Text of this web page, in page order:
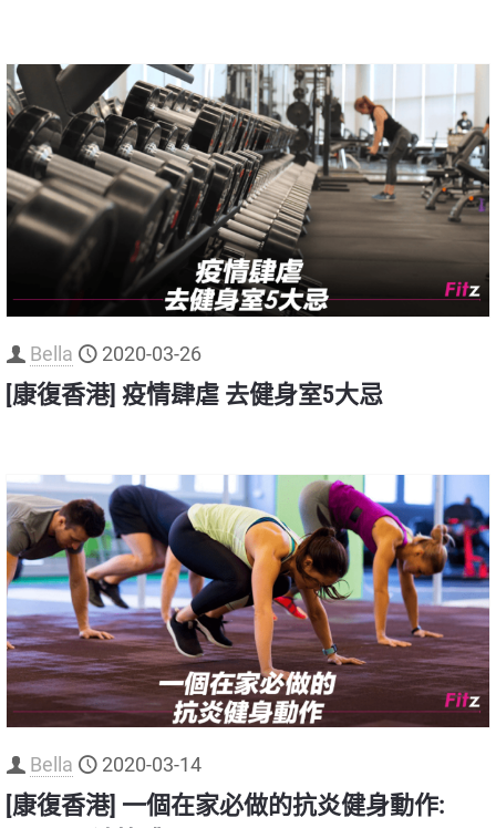
Bella 2020-03-26
[康復香港] 疫情肆虐 去健身室5大忌
Bella 2020-03-14
[康復香港] 一個在家必做的抗炎健身動作: